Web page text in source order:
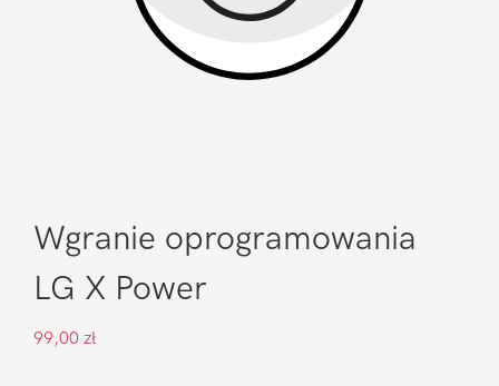
Wgranie oprogramowania
LG X Power
99,00 zł